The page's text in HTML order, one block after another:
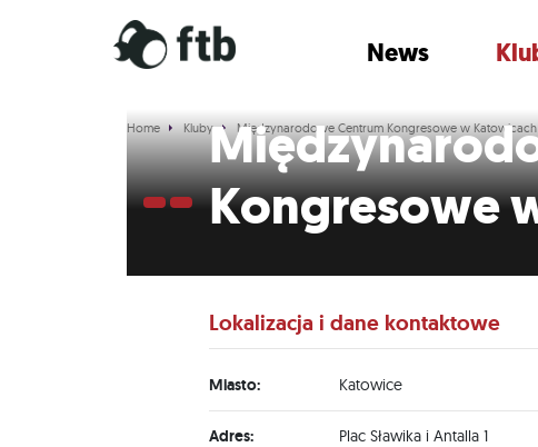
News
Home Kluby Międzynarodowe Centrum Kongresowe w Katowicach
Kongresowe
Lokalizacja i dane kontaktowe
Miasto: Katowice
Adres: Plac Sławika i Antalla 1